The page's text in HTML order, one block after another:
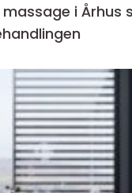
i Århus sådan får du